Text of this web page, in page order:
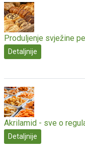
Produljenje svježine
Detaljnije
Akrilamid - sve o
Detaljnije